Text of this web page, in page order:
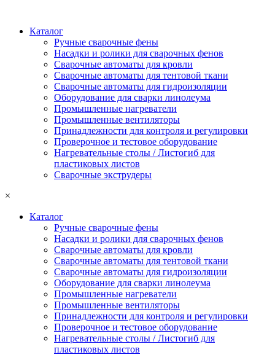
Каталог
Ручные сварочные фены
Насадки и ролики для сварочных фенов
Сварочные автоматы для кровли
Сварочные автоматы для тентовой ткани
Сварочные автоматы для гидроизоляции
Оборудование для сварки линолеума
Промышленные нагреватели
Промышленные вентиляторы
Принадлежности для контроля и регулировки
Проверочное и тестовое оборудование
Нагревательные столы / Листогиб для
пластиковых листов
Сварочные экструдеры
×
Каталог
Ручные сварочные фены
Насадки и ролики для сварочных фенов
Сварочные автоматы для кровли
Сварочные автоматы для тентовой ткани
Сварочные автоматы для гидроизоляции
Оборудование для сварки линолеума
Промышленные нагреватели
Промышленные вентиляторы
Принадлежности для контроля и регулировки
Проверочное и тестовое оборудование
Нагревательные столы / Листогиб для
пластиковых листов